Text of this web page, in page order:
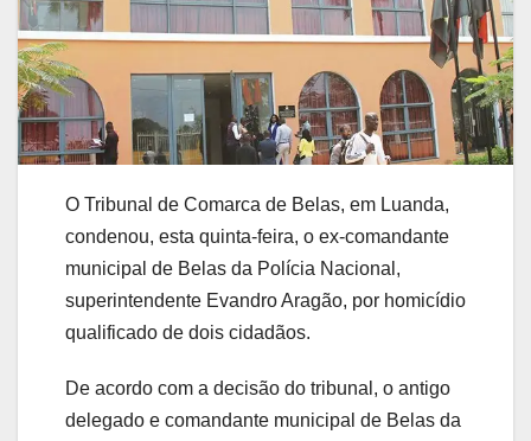
O Tribunal de Comarca de Belas, em Luanda,
condenou, esta quinta-feira, o ex-comandante
municipal de Belas da Polícia Nacional,
superintendente Evandro Aragão, por homicídio
qualificado de dois cidadãos.
De acordo com a decisão do tribunal, o antigo
delegado e comandante municipal de Belas da